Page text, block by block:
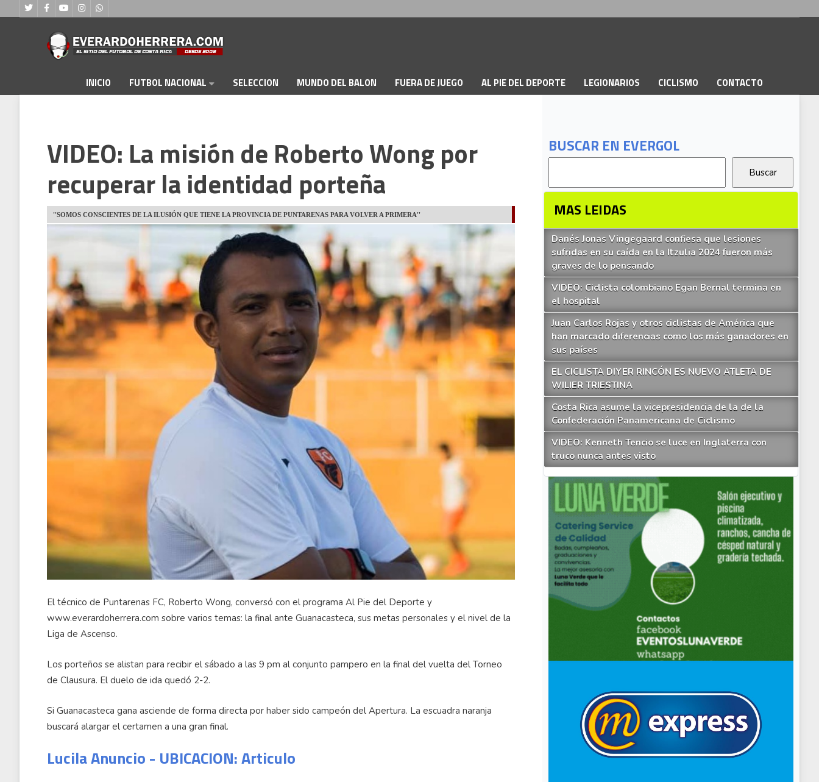
INICIO FUTBOL NACIONAL SELECCION MUNDO DEL BALON FUERA DE JUEGO AL PIE DEL DEPORTE LEGIONARIOS CICLISMO CONTACTO
BUSCAR EN EVERGOL
MAS LEIDAS
Danés Jonas Vingegaard confiesa que lesiones
sufridas en su caída en la Itzulia 2024 fueron más
graves de lo pensando
VIDEO: Ciclista colombiano Egan Bernal termina en
el hospital
Juan Carlos Rojas y otros ciclistas de América que
han marcado diferencias como los más ganadores en
sus países
EL CICLISTA DIYER RINCÓN ES NUEVO ATLETA DE
WILIER TRIESTINA
Costa Rica asume la vicepresidencia de la de la
Confederación Panamericana de Ciclismo
VIDEO: Kenneth Tencio se luce en Inglaterra con
truco nunca antes visto
VIDEO: La misión de Roberto Wong por
recuperar la identidad porteña
''SOMOS CONSCIENTES DE LA ILUSIÓN QUE TIENE LA PROVINCIA DE PUNTARENAS PARA VOLVER A PRIMERA''
El técnico de Puntarenas FC, Roberto Wong, conversó con el programa Al Pie del Deporte y
www.everardoherrera.com sobre varios temas: la final ante Guanacasteca, sus metas personales y el nivel de la
Liga de Ascenso.
Los porteños se alistan para recibir el sábado a las 9 pm al conjunto pampero en la final del vuelta del Torneo
de Clausura. El duelo de ida quedó 2-2.
Si Guanacasteca gana asciende de forma directa por haber sido campeón del Apertura. La escuadra naranja
buscará alargar el certamen a una gran final.
Lucila Anuncio - UBICACION: Articulo